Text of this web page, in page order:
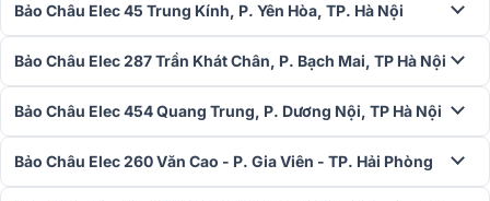
Mặt trước của EURO A700 được thiết kế thông minh, tối ưu trải
Bảo Châu Elec 45 Trung Kính, P. Yên Hòa, TP. Hà Nội
Bảo Châu Elec 287 Trần Khát Chân, P. Bạch Mai, TP Hà Nội
Bảo Châu Elec 454 Quang Trung, P. Dương Nội, TP Hà Nội
Bảo Châu Elec 260 Văn Cao - P. Gia Viên - TP. Hải Phòng